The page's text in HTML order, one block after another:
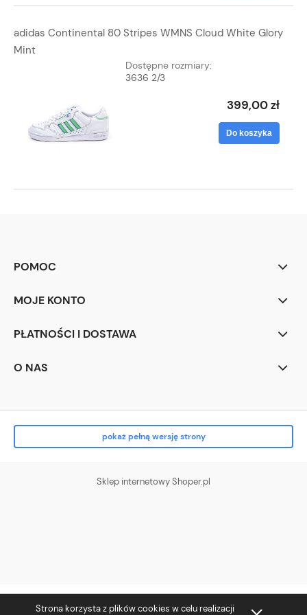
Strona korzysta z plików cookies w celu realizacji
adidas Continental 80 Stripes WMNS Cloud White Glory
Mint
Dostępne rozmiary:
3636 2/3
399,00 zł
Do koszyka
POMOC
MOJE KONTO
PŁATNOŚCI I DOSTAWA
O NAS
pokaż pełną wersję strony
Sklep internetowy Shoper.pl